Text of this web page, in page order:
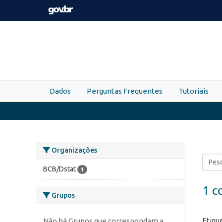
Skip to main content
Dados Perguntas Frequentes Tutoriais
Organizações
BCB/Dstat 1
Grupos 1